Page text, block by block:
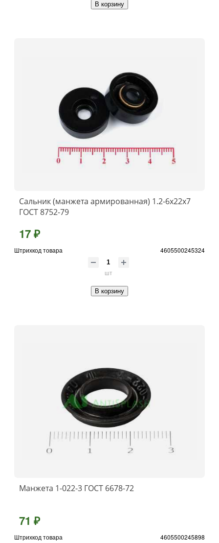
В корзину
Сальник (манжета армированная) 1.2-6х22х7
ГОСТ 8752-79
17 ₽
Штрихкод товара 4605500245324
шт
В корзину
Манжета 1-022-3 ГОСТ 6678-72
71 ₽
Штрихкод товара 4605500245898